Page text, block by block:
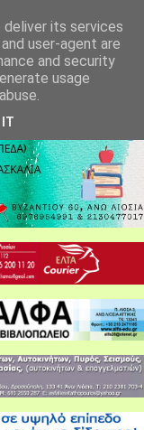
its services
user-agent are
and security
usage
IT